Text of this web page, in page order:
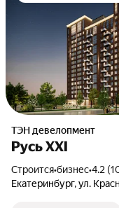
ТЭН девелопмент
Русь XXI
Строится•бизнес•4.2
Екатеринбург, ул.